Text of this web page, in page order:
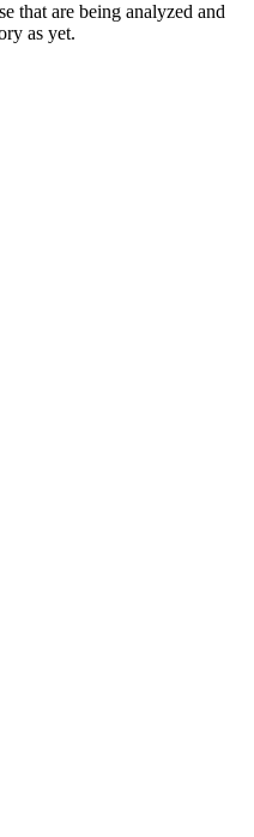
that are being analyzed and
as yet.